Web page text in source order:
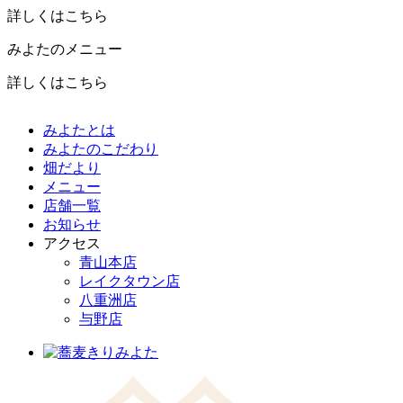
詳しくはこちら
みよたのメニュー
詳しくはこちら
みよたとは
みよたのこだわり
畑だより
メニュー
店舗一覧
お知らせ
アクセス
青山本店
レイクタウン店
八重洲店
与野店